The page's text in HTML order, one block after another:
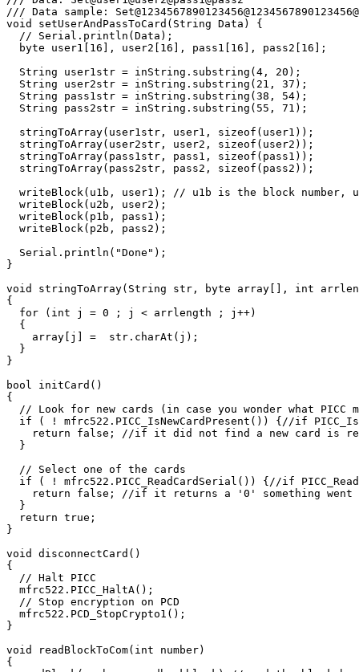
/// Data sample:
void setUserAndPassToCard(String Data) {
  // Serial.println(Data);
  byte user1[16], user2[16], pass1[16], pass2[16];
  String user1str = inString.substring(4, 20);
  String user2str = inString.substring(21, 37);
  String pass1str = inString.substring(38, 54);
  String pass2str = inString.substring(55, 71);
  stringToArray(user1str, user1, sizeof(user1));
  stringToArray(user2str, user2, sizeof(user2));
  stringToArray(pass1str, pass1, sizeof(pass1));
  stringToArray(pass2str, pass2, sizeof(pass2));
writeBlock(u1b, user1); // u1b is the block number,
  writeBlock(u2b, user2);
  writeBlock(p1b, pass1);
  writeBlock(p2b, pass2);
  Serial.println("Done");
}
void stringToArray(String str, byte array[], int
{
  for (int j = 0 ; j < arrlength ; j++)
  {
    array[j] =  str.charAt(j);
  }
}
bool initCard()
{
// Look for new cards (in case you wonder what PICC
if ( ! mfrc522.PICC_IsNewCardPresent()) {//if
return false; //if it did not find a new card is
  }
  // Select one of the cards
if ( ! mfrc522.PICC_ReadCardSerial()) {//if
return false; //if it returns a '0' something
  }
  return true;
}
void disconnectCard()
{
  // Halt PICC
  mfrc522.PICC_HaltA();
  // Stop encryption on PCD
  mfrc522.PCD_StopCrypto1();
}
void readBlockToCom(int number)
{